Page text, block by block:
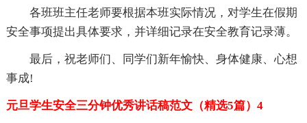
各班班主任老师要根据本班实际情况，对学生在假期
安全事项提出具体要求，并详细记录在安全教育记录薄。
最后，祝老师们、同学们新年愉快、身体健康、心想
事成!
元旦学生安全三分钟优秀讲话稿范文（精选5篇）4